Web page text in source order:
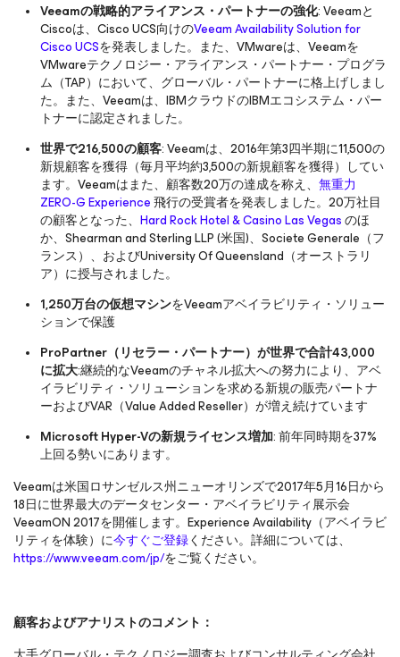
Veeamの戦略的アライアンス・パートナーの強化: Veeamと
Ciscoは、Cisco UCS向けのVeeam Availability Solution for
Cisco UCSを発表しました。また、VMwareは、Veeamを
VMwareテクノロジー・アライアンス・パートナー・プログラ
ム（TAP）において、グローバル・パートナーに格上げしまし
た。また、Veeamは、IBMクラウドのIBMエコシステム・パー
トナーに認定されました。
世界で216,500の顧客: Veeamは、2016年第3四半期に11,500の
新規顧客を獲得（毎月平均約3,500の新規顧客を獲得）してい
ます。Veeamはまた、顧客数20万の達成を称え、 無重力
ZERO-G Experience飛行の受賞者を発表しました。20万社目
の顧客となった、 Hard Rock Hotel & Casino Las Vegasのほ
か、Shearman and Sterling LLP (米国)、Societe Generale（フ
ランス）、およびUniversity Of Queensland（オーストラリ
ア）に授与されました。
1,250万台の仮想マシンをVeeamアベイラビリティ・ソリュー
ションで保護
ProPartner （リセラー・パートナー）が世界で合計43,000
に拡大:継続的なVeeamのチャネル拡大への努力により、アベ
イラビリティ・ソリューションを求める新規の販売パートナ
ーおよびVAR（Value Added Reseller）が増え続けています
Microsoft Hyper-Vの新規ライセンス増加: 前年同時期を37%
上回る勢いにあります。
Veeamは米国ロサンゼルス州ニューオリンズで2017年5月16日から
18日に世界最大のデータセンター・アベイラビリティ展示会
VeeamON 2017を開催します。 Experience Availability （アベイラビ
リティを体験）に今すぐご登録ください。詳細については、
https://www.veeam.com/jp/をご覧ください。
顧客およびアナリストのコメント：